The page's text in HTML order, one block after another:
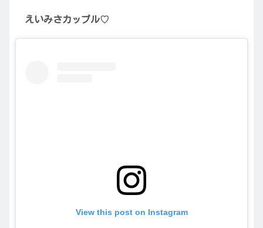
えいみさカップル♡
View this post on Instagram